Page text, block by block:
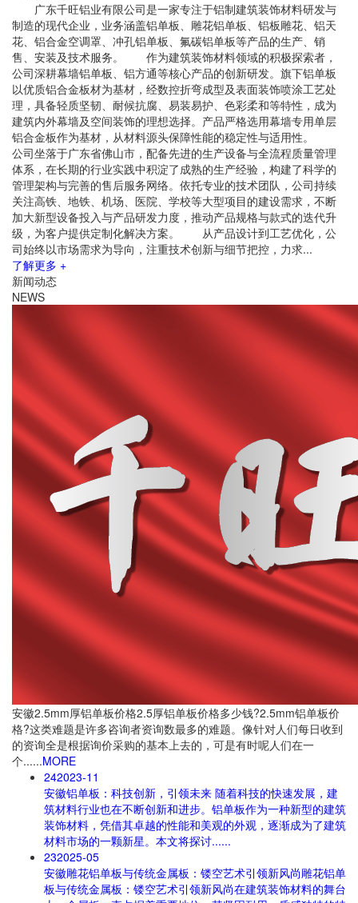
广东千旺铝业有限公司是一家专注于铝制建筑装饰材料研发与
制造的现代企业，业务涵盖铝单板、雕花铝单板、铝板雕花、铝天
花、铝合金空调罩、冲孔铝单板、氟碳铝单板等产品的生产、销
售、安装及技术服务。 作为建筑装饰材料领域的积极探索者，
公司深耕幕墙铝单板、铝方通等核心产品的创新研发。旗下铝单板
以优质铝合金板材为基材，经数控折弯成型及表面装饰喷涂工艺处
理，具备轻质坚韧、耐候抗腐、易装易护、色彩柔和等特性，成为
建筑内外幕墙及空间装饰的理想选择。产品严格选用幕墙专用单层
铝合金板作为基材，从材料源头保障性能的稳定性与适用性。
公司坐落于广东省佛山市，配备先进的生产设备与全流程质量管理
体系，在长期的行业实践中积淀了成熟的生产经验，构建了科学的
管理架构与完善的售后服务网络。依托专业的技术团队，公司持续
关注高铁、地铁、机场、医院、学校等大型项目的建设需求，不断
加大新型设备投入与产品研发力度，推动产品规格与款式的迭代升
级，为客户提供定制化解决方案。 从产品设计到工艺优化，公
司始终以市场需求为导向，注重技术创新与细节把控，力求...
了解更多 +
新闻动态
NEWS
安徽2.5mm厚铝单板价格2.5厚铝单板价格多少钱?2.5mm铝单板价
格?这类难题是许多咨询者资询数最多的难题。像针对人们每日收到
的资询全是根据询价采购的基本上去的，可是有时呢人们在一
个......MORE
242023-11
安徽铝单板：科技创新，引领未来 随着科技的快速发展，建
筑材料行业也在不断创新和进步。铝单板作为一种新型的建筑
装饰材料，凭借其卓越的性能和美观的外观，逐渐成为了建筑
材料市场的一颗新星。本文将探讨......
232025-05
安徽雕花铝单板与传统金属板：镂空艺术引领新风尚雕花铝单
板与传统金属板：镂空艺术引领新风尚在建筑装饰材料的舞台